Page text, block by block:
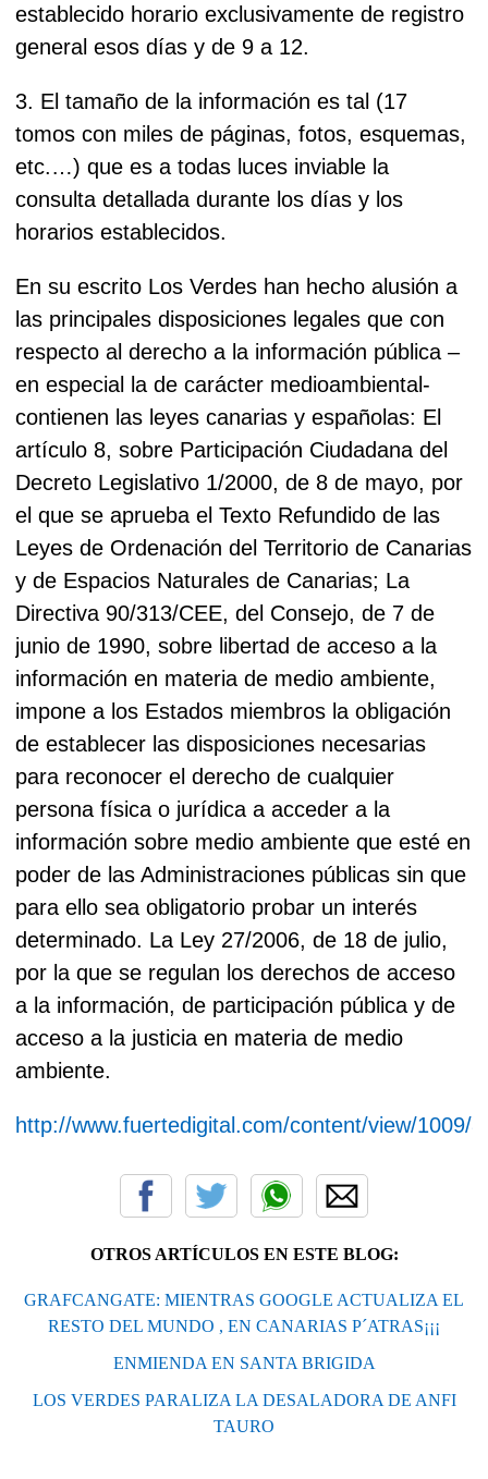
establecido horario exclusivamente de registro
general esos días y de 9 a 12.
3. El tamaño de la información es tal (17
tomos con miles de páginas, fotos, esquemas,
etc.…) que es a todas luces inviable la
consulta detallada durante los días y los
horarios establecidos.
En su escrito Los Verdes han hecho alusión a
las principales disposiciones legales que con
respecto al derecho a la información pública –
en especial la de carácter medioambiental-
contienen las leyes canarias y españolas: El
artículo 8, sobre Participación Ciudadana del
Decreto Legislativo 1/2000, de 8 de mayo, por
el que se aprueba el Texto Refundido de las
Leyes de Ordenación del Territorio de Canarias
y de Espacios Naturales de Canarias; La
Directiva 90/313/CEE, del Consejo, de 7 de
junio de 1990, sobre libertad de acceso a la
información en materia de medio ambiente,
impone a los Estados miembros la obligación
de establecer las disposiciones necesarias
para reconocer el derecho de cualquier
persona física o jurídica a acceder a la
información sobre medio ambiente que esté en
poder de las Administraciones públicas sin que
para ello sea obligatorio probar un interés
determinado. La Ley 27/2006, de 18 de julio,
por la que se regulan los derechos de acceso
a la información, de participación pública y de
acceso a la justicia en materia de medio
ambiente.
http://www.fuertedigital.com/content/view/1009/
OTROS ARTÍCULOS EN ESTE BLOG:
GRAFCANGATE: MIENTRAS GOOGLE ACTUALIZA EL
RESTO DEL MUNDO , EN CANARIAS P´ATRAS¡¡¡
ENMIENDA EN SANTA BRIGIDA
LOS VERDES PARALIZA LA DESALADORA DE ANFI
TAURO